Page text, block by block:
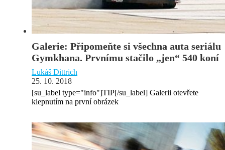
Galerie: Připomeňte si všechna auta seriálu
Gymkhana. Prvnímu stačilo „jen“ 540 koní
Lukáš Dittrich
25. 10. 2018
[su_label type="info"]TIP[/su_label] Galerii otevřete
klepnutím na první obrázek